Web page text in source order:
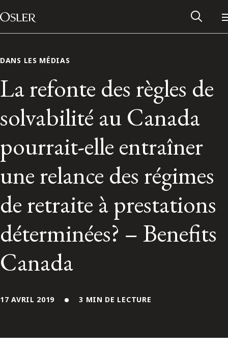
Passer au contenu
Main Navigation
Contactez-nous
ENGLISH
S’abonner aux articles Osler
DANS LES MÉDIAS
La refonte des règles de
solvabilité au Canada
pourrait-elle entraîner
une relance des régimes
de retraite à prestations
déterminées? – Benefits
Canada
17 AVRIL 2019 3 MIN DE LECTURE